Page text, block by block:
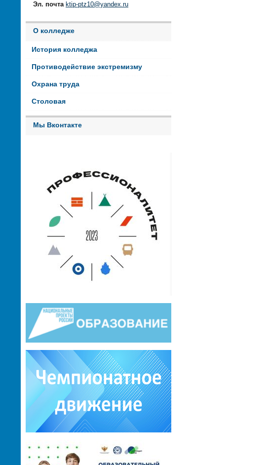
Эл. почта ktip-ptz10@yandex.ru
О колледже
История колледжа
Противодействие экстремизму
Охрана труда
Столовая
Мы Вконтакте